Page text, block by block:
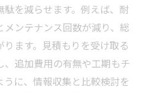
を減らせます。例えば、耐
ンテナンス回数が減り、総
ます。見積もりを受け取る
追加費用の有無や工期もチ
に、情報収集と比較検討を